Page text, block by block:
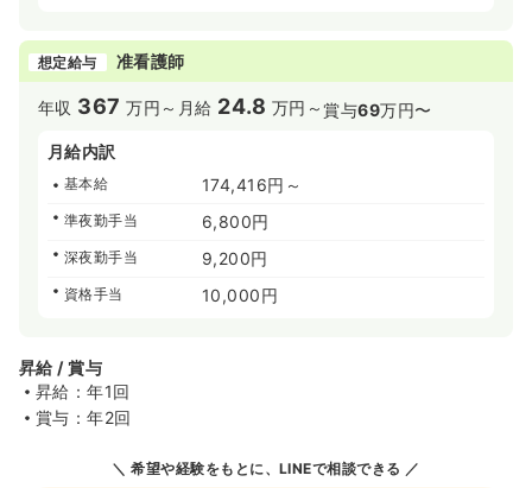
想定給与 准看護師
年収 367 万円～ 月給 24.8 万円～賞与69万円〜
月給内訳
基本給 174,416円～
準夜勤手当 6,800円
深夜勤手当 9,200円
資格手当 10,000円
昇給 / 賞与
昇給：年1回
賞与：年2回
希望や経験をもとに、LINEで相談できる